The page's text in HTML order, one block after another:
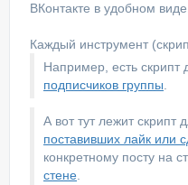
ВКонтакте в удобном виде.
Каждый инструмент
Например, есть скрипт
подписчиков группы
А вот тут лежит скрипт
поставивших лайк или
конкретному посту на
стене